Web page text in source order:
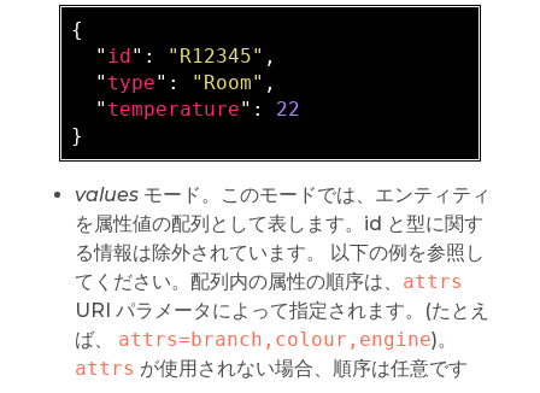
{
  "
id": "R12345" ,
  "
type": "Room" ,
  "
temperature": 22
valuesモード。このモードでは、エンティティ
を属性値の配列として表します。id と型に関す
る情報は除外されています。 以下の例を参照し
てください。配列内の属性の順序は、 attrs
URI パラメータによって指定されます。(たとえ
ば、 attrs=branch,colour,engine)。
attrs が使用されない場合、順序は任意です